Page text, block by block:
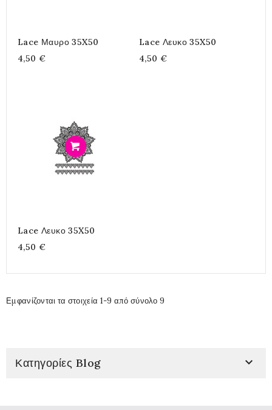
Lace Μαυρο 35X50
4,50 €
Lace Λευκο 35X50
4,50 €
Lace Λευκο 35X50
4,50 €
Εμφανίζονται τα στοιχεία 1-9 από σύνολο 9
Κατηγορίες Blog 